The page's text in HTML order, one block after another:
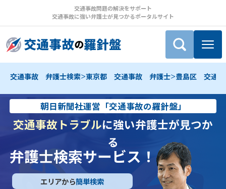
交通事故問題の解決をサポート
交通事故に強い弁護士が見つかるポータルサイト
交通事故 弁護士検索>東京都 交通事故 弁護士>豊島区 交通
朝日新聞社運営「交通事故の羅針盤」
交通事故トラブルに強い弁護士が見つか
る
弁護士検索サービス！
エリアから簡単検索